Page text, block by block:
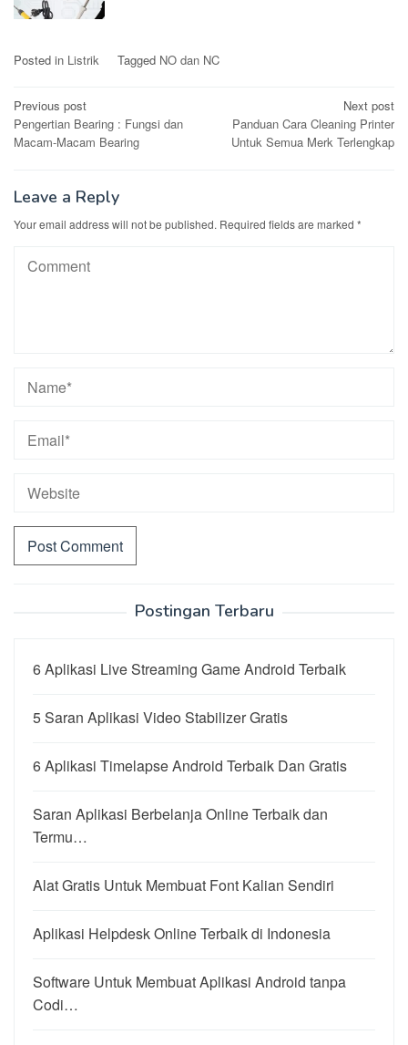
Posted in Listrik Tagged NO dan NC
Post
navigation
Previous post
Pengertian Bearing : Fungsi dan
Macam-Macam Bearing
Next post
Panduan Cara Cleaning Printer
Untuk Semua Merk Terlengkap
Leave a Reply
Your email address will not be published. Required fields are marked *
Postingan Terbaru
6 Aplikasi Live Streaming Game Android Terbaik
5 Saran Aplikasi Video Stabilizer Gratis
6 Aplikasi Timelapse Android Terbaik Dan Gratis
Saran Aplikasi Berbelanja Online Terbaik dan
Termu…
Alat Gratis Untuk Membuat Font Kalian Sendiri
Aplikasi Helpdesk Online Terbaik di Indonesia
Software Untuk Membuat Aplikasi Android tanpa
Codi…